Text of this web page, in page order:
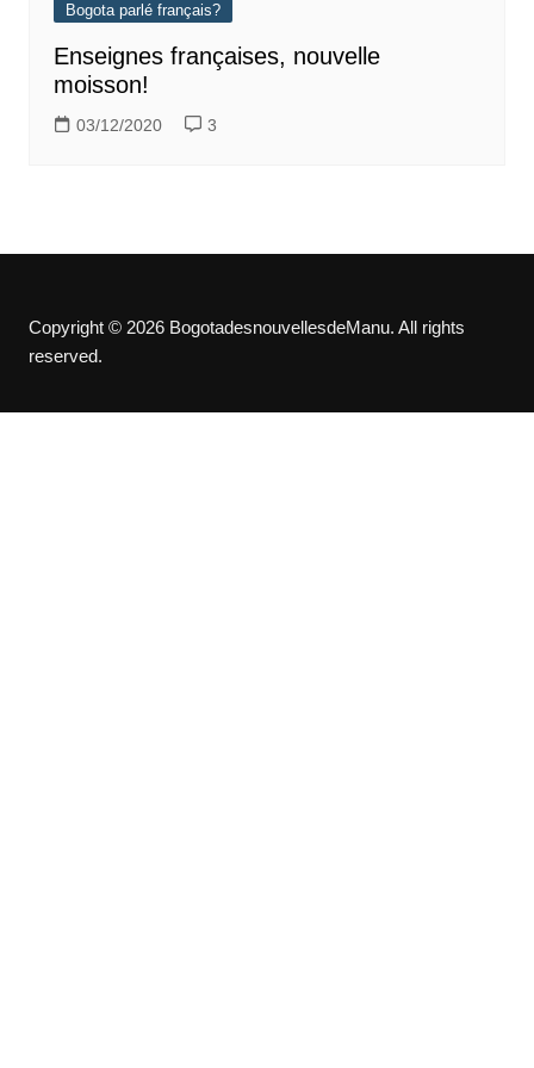
Bogota parlé français?
Enseignes françaises, nouvelle
moisson!
03/12/2020 3
Copyright © 2026 BogotadesnouvellesdeManu. All rights
reserved.